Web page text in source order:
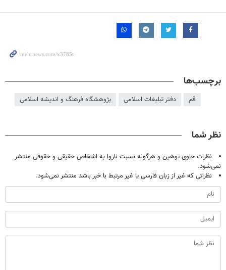
برچسب‌ها
قم دفتر تبلیغات اسلامی پژوهشگاه فرهنگ و اندیشه اسلامی
نظر شما
نظرات حاوی توهین و هرگونه نسبت ناروا به اشخاص حقیقی و حقوقی منتشر
نمی‌شود.
نظراتی که غیر از زبان فارسی یا غیر مرتبط با خبر باشد منتشر نمی‌شود.